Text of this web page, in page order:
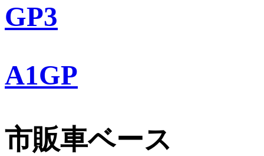
GP3
A1GP
市販車ベース